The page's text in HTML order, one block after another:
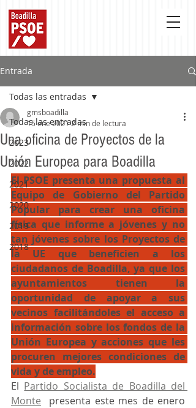
Entrada
Todas las entradas
2023
2022
2021
2020
2019
2018
Todas las entradas
Una oficina de Proyectos de la
Unión Europea para Boadilla
gmsboadilla
15 ene 2021 2 min de lectura
El PSOE presenta una propuesta al
Equipo de Gobierno del Partido
Popular para crear una oficina
física que informe a jóvenes y no
tan jóvenes sobre los Proyectos de
la UE que beneficien a los
ciudadanos de Boadilla, ya que los
ayuntamientos tienen la
oportunidad de apoyar a sus
vecinos facilitándoles el acceso a
información sobre los fondos de la
Unión Europea y acciones que les
procuren mejores condiciones de
vida y de empleo.
El Partido Socialista de Boadilla del
Monte
  presenta este mes de enero